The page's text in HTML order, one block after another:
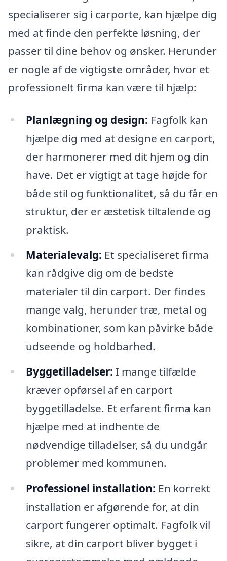
specialiserer sig i carporte, kan hjælpe dig
med at finde den perfekte løsning, der
passer til dine behov og ønsker. Herunder
er nogle af de vigtigste områder, hvor et
professionelt firma kan være til hjælp:
Planlægning og design: Fagfolk kan
hjælpe dig med at designe en carport,
der harmonerer med dit hjem og din
have. Det er vigtigt at tage højde for
både stil og funktionalitet, så du får en
struktur, der er æstetisk tiltalende og
praktisk.
Materialevalg: Et specialiseret firma
kan rådgive dig om de bedste
materialer til din carport. Der findes
mange valg, herunder træ, metal og
kombinationer, som kan påvirke både
udseende og holdbarhed.
Byggetilladelser: I mange tilfælde
kræver opførsel af en carport
byggetilladelse. Et erfarent firma kan
hjælpe med at indhente de
nødvendige tilladelser, så du undgår
problemer med kommunen.
Professionel installation: En korrekt
installation er afgørende for, at din
carport fungerer optimalt. Fagfolk vil
sikre, at din carport bliver bygget i